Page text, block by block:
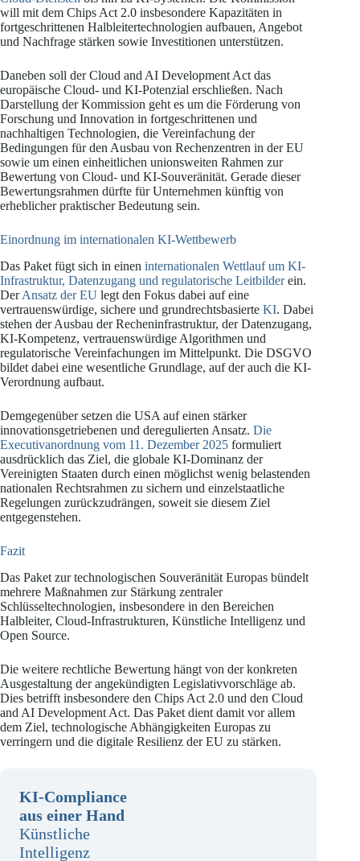
will mit dem Chips Act 2.0 insbesondere Kapazitäten in
fortgeschrittenen Halbleitertechnologien aufbauen, Angebot
und Nachfrage stärken sowie Investitionen unterstützen.
Daneben soll der Cloud and AI Development Act das
europäische Cloud- und KI-Potenzial erschließen. Nach
Darstellung der Kommission geht es um die Förderung von
Forschung und Innovation in fortgeschrittenen und
nachhaltigen Technologien, die Vereinfachung der
Bedingungen für den Ausbau von Rechenzentren in der EU
sowie um einen einheitlichen unionsweiten Rahmen zur
Bewertung von Cloud- und KI-Souveränität. Gerade dieser
Bewertungsrahmen dürfte für Unternehmen künftig von
erheblicher praktischer Bedeutung sein.
Einordnung im internationalen KI-Wettbewerb
Das Paket fügt sich in einen internationalen Wettlauf um KI-
Infrastruktur, Datenzugang und regulatorische Leitbilderein.
DerAnsatz der EU legt den Fokus dabei auf eine
vertrauenswürdige, sichere und grundrechtsbasierte KI. Dabei
stehen der Ausbau der Recheninfrastruktur, der Datenzugang,
KI-Kompetenz, vertrauenswürdige Algorithmen und
regulatorische Vereinfachungen im Mittelpunkt. Die DSGVO
bildet dabei eine wesentliche Grundlage, auf der auch die KI-
Verordnung aufbaut.
Demgegenüber setzen die USA auf einen stärker
innovationsgetriebenen und deregulierten Ansatz. Die
Executivanordnung vom 11. Dezember 2025 formuliert
ausdrücklich das Ziel, die globale KI-Dominanz der
Vereinigten Staaten durch einen möglichst wenig belastenden
nationalen Rechtsrahmen zu sichern und einzelstaatliche
Regelungen zurückzudrängen, soweit sie diesem Ziel
entgegenstehen.
Fazit
Das Paket zur technologischen Souveränität Europas bündelt
mehrere Maßnahmen zur Stärkung zentraler
Schlüsseltechnologien, insbesondere in den Bereichen
Halbleiter, Cloud-Infrastrukturen, Künstliche Intelligenz und
Open Source.
Die weitere rechtliche Bewertung hängt von der konkreten
Ausgestaltung der angekündigten Legislativvorschläge ab.
Dies betrifft insbesondere den Chips Act 2.0 und den Cloud
and AI Development Act. Das Paket dient damit vor allem
dem Ziel, technologische Abhängigkeiten Europas zu
verringern und die digitale Resilienz der EU zu stärken.
KI-Compliance
aus einer Hand
Künstliche
Intelligenz